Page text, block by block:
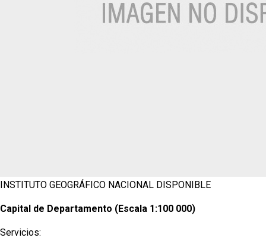
INSTITUTO GEOGRÁFICO NACIONAL DISPONIBLE
Capital de Departamento (Escala 1:100 000)
Servicios: